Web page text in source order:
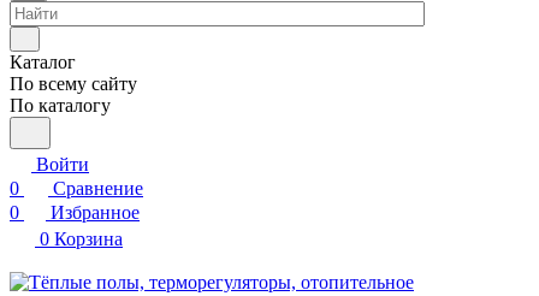
Каталог
По всему сайту
По каталогу
Войти
0
Сравнение
0
Избранное
0 Корзина